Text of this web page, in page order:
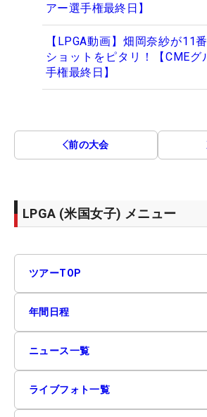
アー選手権最終日】
【LPGA動画】畑岡奈紗が11
ショットをピタリ！【CME
手権最終日】
前の大会
LPGA (米国女子) メニュー
ツアーTOP
年間日程
ニュース一覧
ライブフォト一覧